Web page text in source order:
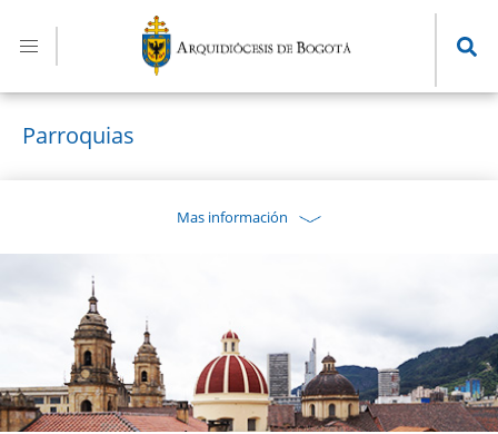
contenido
principal
Parroquias
Mas información